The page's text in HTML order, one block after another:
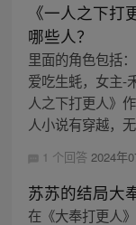
《一人之下
哪些人？
里面的角色包括
爱吃生蚝，女主-
人之下打更人》
人小说有穿越，
1 个回答 2024年
苏苏的结局大
在《大奉打更人